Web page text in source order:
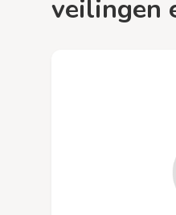
veilingen